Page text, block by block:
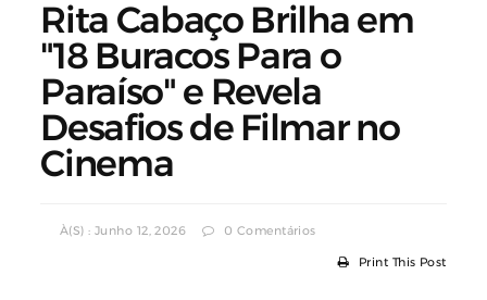
Rita Cabaço Brilha em
"18 Buracos Para o
Paraíso" e Revela
Desafios de Filmar no
Cinema
À(s) : Junho 12, 2026 0 Comentários
Print This Post